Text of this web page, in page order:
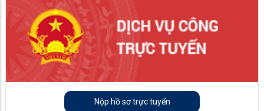
Nộp hồ sơ trực tuyến